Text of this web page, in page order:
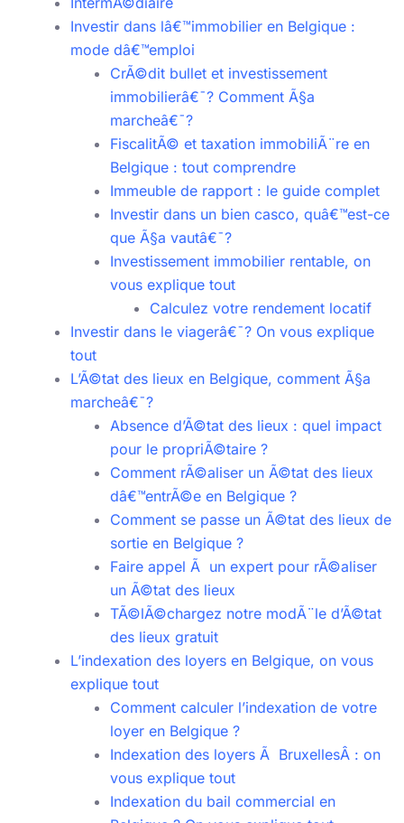
Investir dans lâ€™immobilier en Belgique :
mode dâ€™emploi
CrÃ©dit bullet et investissement
immobilierâ€¯? Comment Ã§a
marcheâ€¯?
FiscalitÃ© et taxation immobiliÃ¨re en
Belgique : tout comprendre
Immeuble de rapport : le guide complet
Investir dans un bien casco, quâ€™est-ce
que Ã§a vautâ€¯?
Investissement immobilier rentable, on
vous explique tout
Calculez votre rendement locatif
Investir dans le viagerâ€¯? On vous explique
tout
L’Ã©tat des lieux en Belgique, comment Ã§a
marcheâ€¯?
Absence d’Ã©tat des lieux : quel impact
pour le propriÃ©taire ?
Comment rÃ©aliser un Ã©tat des lieux
dâ€™entrÃ©e en Belgique ?
Comment se passe un Ã©tat des lieux de
sortie en Belgique ?
Faire appel Ã un expert pour rÃ©aliser
un Ã©tat des lieux
TÃ©lÃ©chargez notre modÃ¨le d’Ã©tat
des lieux gratuit
L’indexation des loyers en Belgique, on vous
explique tout
Comment calculer l’indexation de votre
loyer en Belgique ?
Indexation des loyers Ã BruxellesÂ : on
vous explique tout
Indexation du bail commercial en